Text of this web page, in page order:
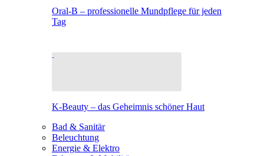
Oral-B – professionelle Mundpflege für jeden
Tag
K-Beauty – das Geheimnis schöner Haut
Bad & Sanitär
Beleuchtung
Energie & Elektro